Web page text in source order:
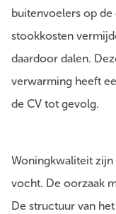
buitenvoelers op
stookkosten
daardoor dalen.
verwarming heeft
de CV tot gevolg.
Woningkwaliteit
vocht. De oorzaak
De structuur van